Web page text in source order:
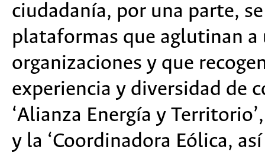
ciudadanía, por una parte,
plataformas que aglutinan a
organizaciones y que
experiencia y diversidad de
‘Alianza Energía y
y la ‘Coordinadora Eólica,